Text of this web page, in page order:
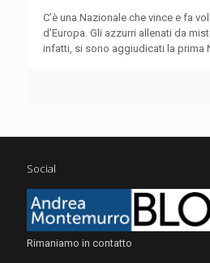
C’è una Nazionale che vince e fa
d’Europa. Gli azzurri allenati da
infatti, si sono aggiudicati la prima
Social
Rimaniamo in contatto